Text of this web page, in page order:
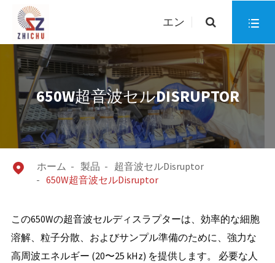
エン 
650W超音波セルDISRUPTOR
 ホーム 製品
超音波セルDisruptor
650W超音波セルDisruptor
この650Wの超音波セルディスラプターは、効率的な細胞
溶解、粒子分散、およびサンプル準備のために、強力な
高周波エネルギー (20〜25 kHz) を提供します。 必要な人